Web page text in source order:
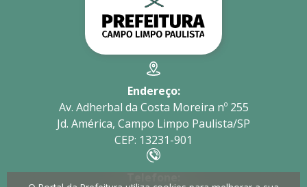
Endereço:
Av. Adherbal da Costa Moreira nº 255
Jd. América, Campo Limpo Paulista/SP
CEP: 13231-901
Telefone: